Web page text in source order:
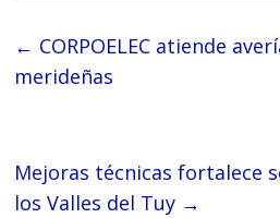
← CORPOELEC atiende
merideñas
Mejoras técnicas fortalece
los Valles del Tuy →